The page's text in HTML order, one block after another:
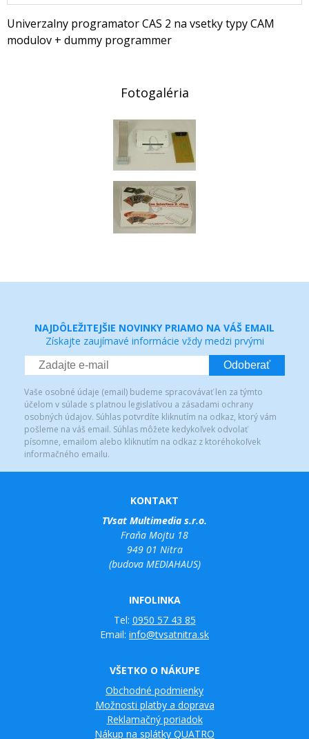
Univerzalny programator CAS 2 na vsetky typy CAM
modulov + dummy programmer
Fotogaléria
NAJDÔLEŽITEJŠIE NOVINKY PRIAMO NA VÁŠ EMAIL
Získajte zaujímavé informácie vždy medzi prvými
Odoberať
Vaše osobné údaje (email) budeme spracovávať len za týmto
účelom v súlade s platnou legislatívou a zásadami ochrany
osobných údajov. Súhlas potvrdíte kliknutím na odkaz, ktorý vám
pošleme na váš email. Súhlas môžete kedykoľvek odvolať
písomne, emailom alebo kliknutím na odkaz z ktoréhokoľvek
informačného emailu.
KONTAKT
TVsat Multimedia s.r.o.
Fraňa Mojtu 18
949 01 Nitra
(budova MEDIAHAUS)
INFOLINKA
Tel: 0950 57 43 85
Email: info@tvsatnitra.sk
VŠETKO O NÁKUPE
Obchodné podmienky
Možnosti platby a doprava
Reklamačný poriadok
Nákup na splátky QUATRO